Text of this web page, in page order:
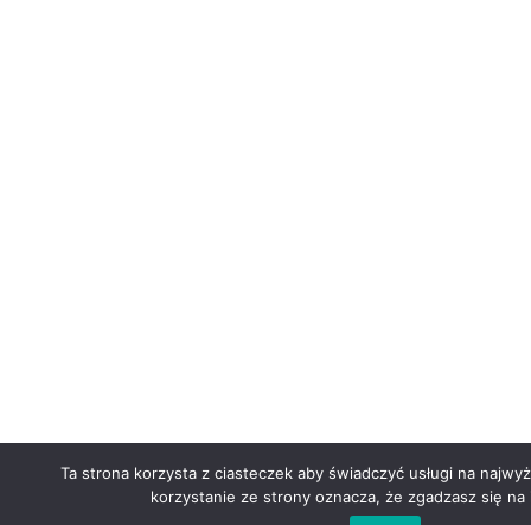
Ta strona korzysta z ciasteczek aby świadczyć usługi na
korzystanie ze strony oznacza, że zgadzasz się na